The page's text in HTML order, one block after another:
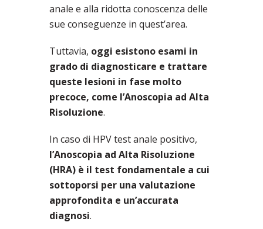
anale e alla ridotta conoscenza delle
sue conseguenze in quest’area.
Tuttavia, oggi esistono esami in
grado di diagnosticare e trattare
queste lesioni in fase molto
precoce, come l’Anoscopia ad Alta
Risoluzione.
In caso di HPV test anale positivo,
l’Anoscopia ad Alta Risoluzione
(HRA) è il test fondamentale a cui
sottoporsi per una valutazione
approfondita e un’accurata
diagnosi.